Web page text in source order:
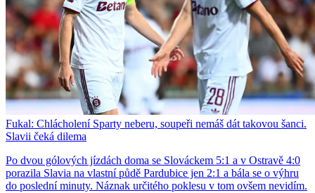
Fukal: Chlácholení Sparty neberu, soupeři nemáš dát takovou šanci.
Slavii čeká dilema
Po dvou gólových jízdách doma se Slováckem 5:1 a v Ostravě 4:0
porazila Slavia na vlastní půdě Pardubice jen 2:1 a bála se o výhru
do poslední minuty. Náznak určitého poklesu v tom ovšem nevidím.